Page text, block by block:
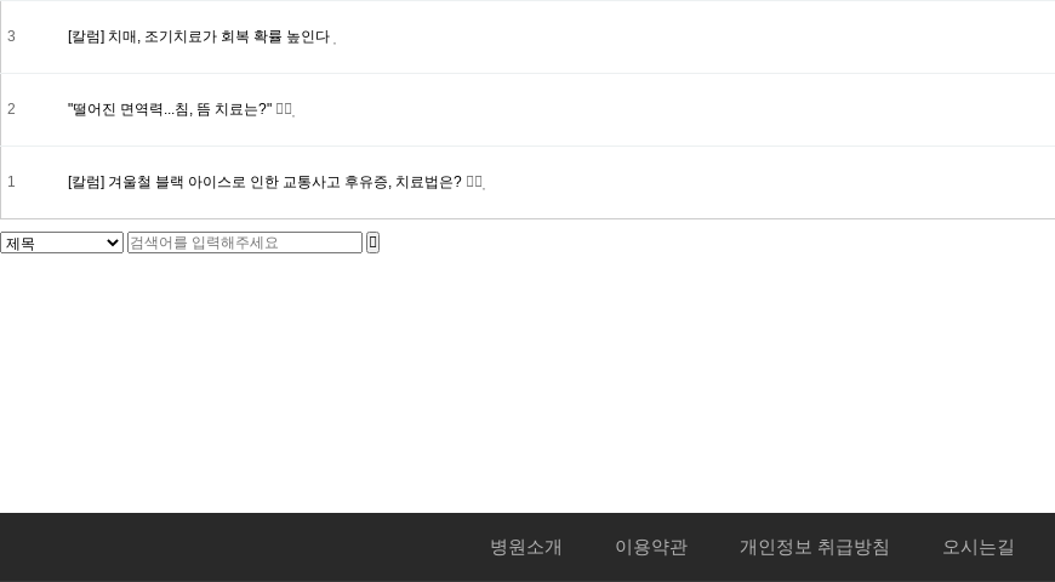
3 [칼럼] 치매, 조기치료가 회복 확률 높인다
2 "떨어진 면역력...침, 뜸 치료는?"
1 [칼럼] 겨울철 블랙 아이스로 인한 교통사고 후유증, 치료법은?
병원소개 이용약관 개인정보 취급방침 오시는길